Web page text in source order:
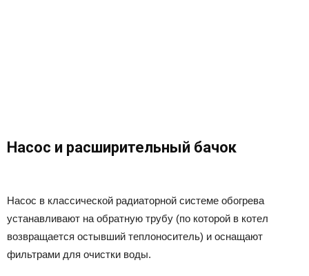
Насос и расширительный бачок
Насос в классической радиаторной системе обогрева
устанавливают на обратную трубу (по которой в котел
возвращается остывший теплоноситель) и оснащают
фильтрами для очистки воды.